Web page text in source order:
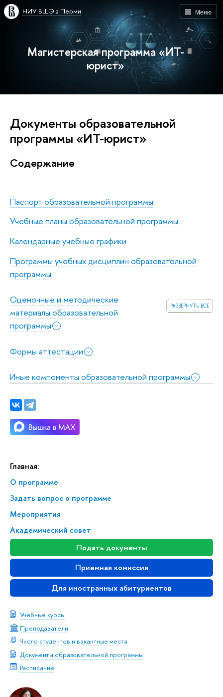
Меню
НИУ ВШЭ в Перми
Магистерская программа «ИТ-
юрист»
Главная:
О программе
Задать вопрос о программе
Мероприятия
Академический совет
Подать документы
Приемная комиссия
Для иностранных абитуриентов
Учебные курсы
Преподаватели
Число студентов и вакантные места
Документы образовательной программы
Расписание
Документы образовательной
программы «ИТ-юрист»
Содержание
Паспорт образовательной программы
Учебные планы образовательной программы
Календарные учебные графики
Программы учебных дисциплин образовательной
программы
развернуть все
Оценочные и методические
материалы образовательной
программы
Формы аттестации
Иные компоненты образовательной программы